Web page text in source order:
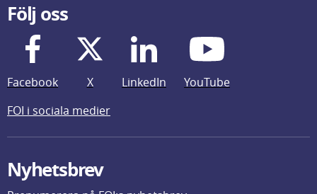
Följ oss
Facebook X LinkedIn
YouTube
FOI i sociala medier
Nyhetsbrev